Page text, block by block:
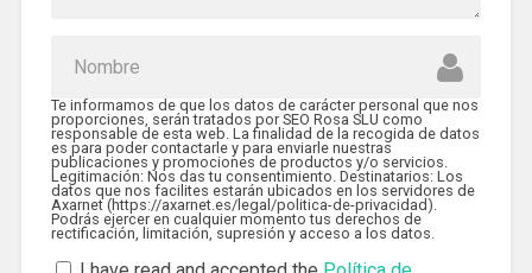
Te informamos de que los datos de carácter personal que nos
proporciones, serán tratados por SEO Rosa SLU como
responsable de esta web. La finalidad de la recogida de datos
es para poder contactarle y para enviarle nuestras
publicaciones y promociones de productos y/o servicios.
Legitimación: Nos das tu consentimiento. Destinatarios: Los
datos que nos facilites estarán ubicados en los servidores de
Axarnet (https://axarnet.es/legal/politica-de-privacidad).
Podrás ejercer en cualquier momento tus derechos de
rectificación, limitación, supresión y acceso a los datos.